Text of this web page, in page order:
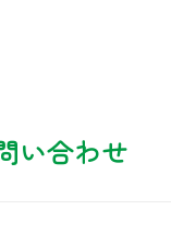
い合わせ